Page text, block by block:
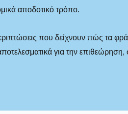
αποδοτικό τρόπο.
που δείχνουν πώς τα
για την επιθεώρηση,